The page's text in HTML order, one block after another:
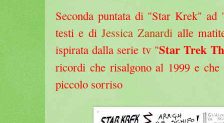
Seconda puntata di "Star Krek" ad
testi e diJessica Zanardi alle
ispirata dalla serie tv "Star Trek
ricordi che risalgono al 1999 e
piccolo sorriso